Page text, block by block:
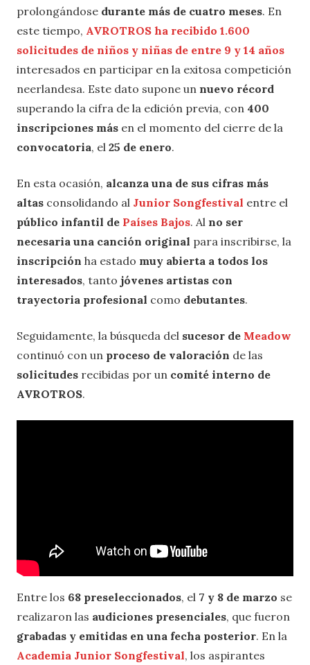
prolongándose durante más de cuatro meses. En
este tiempo, AVROTROS ha recibido 1.600
solicitudes de niños y niñas de entre 9 y 14 años
interesados en participar en la exitosa competición
neerlandesa. Este dato supone un nuevo récord
superando la cifra de la edición previa, con 400
inscripciones más en el momento del cierre de la
convocatoria, el 25 de enero.
En esta ocasión, alcanza una de sus cifras más
altas consolidando al Junior Songfestival entre el
público infantil de Países Bajos. Al no ser
necesaria una canción original para inscribirse, la
inscripción ha estado muy abierta a todos los
interesados, tanto jóvenes artistas con
trayectoria profesional como debutantes.
Seguidamente, la búsqueda del sucesor de Meadow
continuó con un proceso de valoración de las
solicitudes recibidas por un comité interno de
AVROTROS.
Entre los 68 preseleccionados, el 7 y 8 de marzo se
realizaron las audiciones presenciales, que fueron
grabadas y emitidas en una fecha posterior. En la
Academia Junior Songfestival, los aspirantes